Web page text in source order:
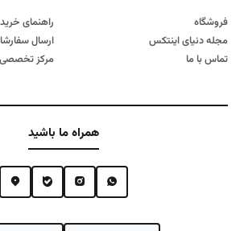
فروشگاه
مجله دنیای اینتکس
تماس با ما
راهنمای خرید
ارسال
مرکز
همراه ما باشید